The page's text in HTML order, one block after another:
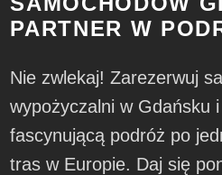
PARTNER W
Nie zwlekaj! Zarezerwuj
wypożyczalni w Gdańsku
fascynującą podróż po
tras w Europie. Daj się